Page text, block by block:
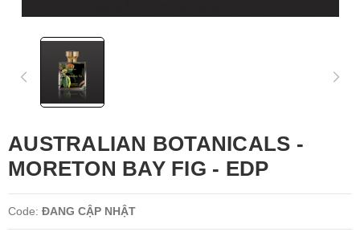
AUSTRALIAN BOTANICALS -
MORETON BAY FIG - EDP
Code: ĐANG CẬP NHẬT